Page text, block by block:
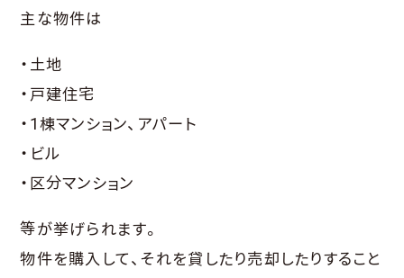
主な物件は
・土地
・戸建住宅
・1棟マンション、アパート
・ビル
・区分マンション
等が挙げられます。
物件を購入して、それを貸したり売却したりすること